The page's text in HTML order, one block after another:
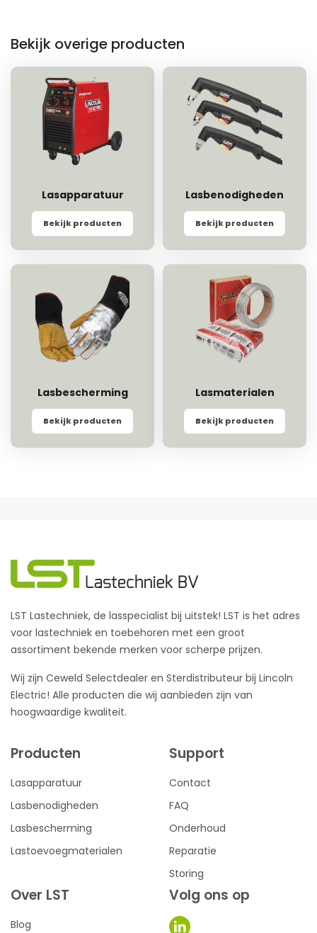
Bekijk overige producten
Lasapparatuur
Bekijk producten
Lasbenodigheden
Bekijk producten
Lasbescherming
Bekijk producten
Lasmaterialen
Bekijk producten
LST Lastechniek, de lasspecialist bij uitstek! LST is het adres
voor lastechniek en toebehoren met een groot
assortiment bekende merken voor scherpe prijzen.
Wij zijn Ceweld Selectdealer en Sterdistributeur bij Lincoln
Electric! Alle producten die wij aanbieden zijn van
hoogwaardige kwaliteit.
Producten
Lasapparatuur
Lasbenodigheden
Lasbescherming
Lastoevoegmaterialen
Support
Contact
FAQ
Onderhoud
Reparatie
Storing
Over LST
Blog
Volg ons op